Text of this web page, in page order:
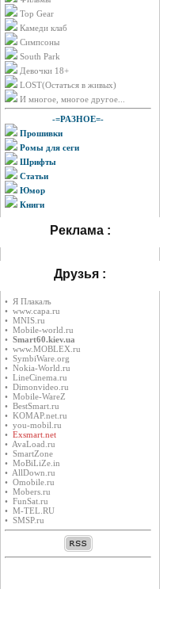
Top Gear
Камеди клаб
Симпсоны
South Park
Девочки 18+
LOST(Остаться в живых)
И многое, многое другое...
-=РАЗНОЕ=-
Прошивки
Ромы для сеги
Шрифты
Статьи
Юмор
Книги
Реклама :
Друзья :
• Я Плакалъ
• www.capa.ru
• MNIS.ru
• Mobile-world.ru
• Smart60.kiev.ua
• www.MOBLEX.ru
• SymbiWare.org
• Nokia-World.ru
• LineCinema.ru
• Dimonvideo.ru
• Mobile-WareZ
• BestSmart.ru
• KOMAP.net.ru
• you-mobil.ru
• Exsmart.net
• AvaLoad.ru
• SmartZone
• MoBiLiZe.in
• AllDown.ru
• Оmobile.ru
• Mobers.ru
• FunSat.ru
• M-TEL.RU
• SMSP.ru